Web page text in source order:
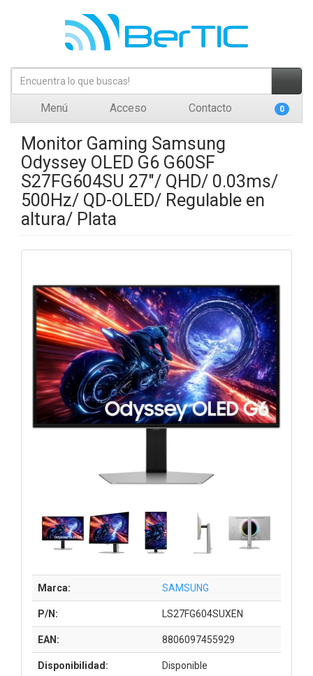
Menú Acceso Contacto 0
Monitor Gaming Samsung
Odyssey OLED G6 G60SF
S27FG604SU 27"/ QHD/ 0.03ms/
500Hz/ QD-OLED/ Regulable en
altura/ Plata
Marca: SAMSUNG
P/N: LS27FG604SUXEN
EAN: 8806097455929
Disponibilidad: Disponible